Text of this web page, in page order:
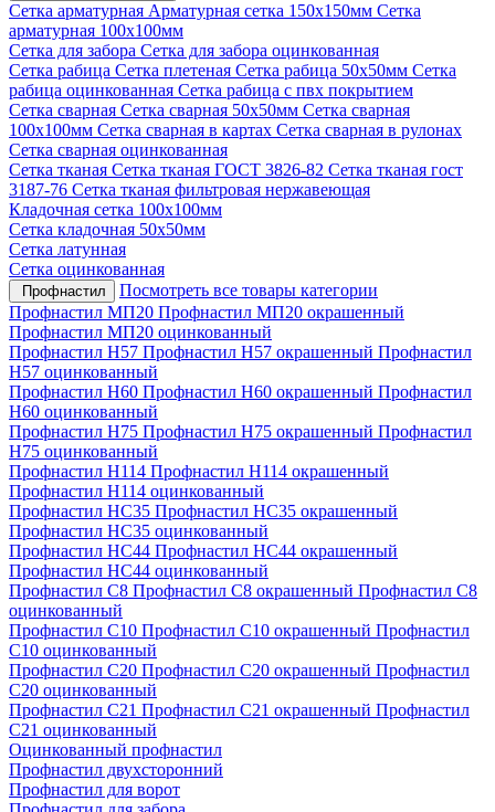
Сетка арматурная Арматурная сетка 150х150мм Сетка
арматурная 100х100мм
Сетка для забора Сетка для забора оцинкованная
Сетка рабица Сетка плетеная Сетка рабица 50х50мм Сетка
рабица оцинкованная Сетка рабица с пвх покрытием
Сетка сварная Сетка сварная 50х50мм Сетка сварная
100х100мм Сетка сварная в картах Сетка сварная в рулонах
Сетка сварная оцинкованная
Сетка тканая Сетка тканая ГОСТ 3826-82 Сетка тканая гост
3187-76 Сетка тканая фильтровая нержавеющая
Кладочная сетка 100х100мм
Сетка кладочная 50х50мм
Сетка латунная
Сетка оцинкованная
Профнастил
Посмотреть все товары категории
Профнастил МП20 Профнастил МП20 окрашенный
Профнастил МП20 оцинкованный
Профнастил Н57 Профнастил Н57 окрашенный Профнастил
Н57 оцинкованный
Профнастил Н60 Профнастил Н60 окрашенный Профнастил
Н60 оцинкованный
Профнастил Н75 Профнастил Н75 окрашенный Профнастил
Н75 оцинкованный
Профнастил Н114 Профнастил Н114 окрашенный
Профнастил Н114 оцинкованный
Профнастил НС35 Профнастил НС35 окрашенный
Профнастил НС35 оцинкованный
Профнастил НС44 Профнастил НС44 окрашенный
Профнастил НС44 оцинкованный
Профнастил С8 Профнастил С8 окрашенный Профнастил С8
оцинкованный
Профнастил С10 Профнастил С10 окрашенный Профнастил
С10 оцинкованный
Профнастил С20 Профнастил С20 окрашенный Профнастил
С20 оцинкованный
Профнастил С21 Профнастил С21 окрашенный Профнастил
С21 оцинкованный
Оцинкованный профнастил
Профнастил двухсторонний
Профнастил для ворот